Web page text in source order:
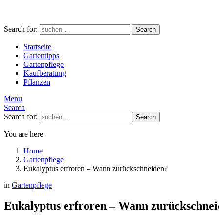
Search for: Search
Startseite
Gartentipps
Gartenpflege
Kaufberatung
Pflanzen
Menu
Search
Search for:
Search
You are here:
Home
Gartenpflege
Eukalyptus erfroren – Wann zurückschneiden?
in Gartenpflege
Eukalyptus erfroren – Wann